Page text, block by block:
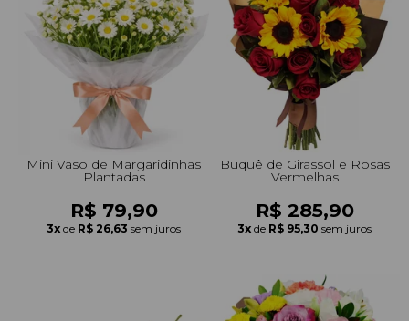
+Presentes com Flores
+Presentes por Ocasião
+Presentes para Família
+Presentes para Todos
+Tipo de Cesta
+Tipos de Buquês
+Tipos de Arranjos
+Tipos de Flores
+Por Cores
+Cidades do Sul
+Cidades do Sudeste
+Cidades do Norte
+Cidades do Nordeste
Mini Vaso de Margaridinhas
Plantadas
R$ 79,90
3x de R$ 26,63 sem juros
Buquê de Girassol e Rosas
Vermelhas
R$ 285,90
3x de R$ 95,30 sem juros